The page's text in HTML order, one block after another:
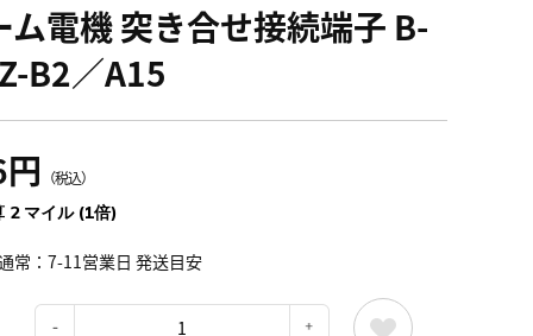
ム電機 突き合せ接続端子 B-
B2／A15
（税込）
2 マイル (1倍)
常：7-11営業日 発送目安